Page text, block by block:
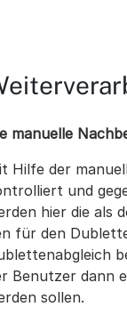
manuelle
Hilfe der
und
hier die als
für den
Benutzer dann
sollen.